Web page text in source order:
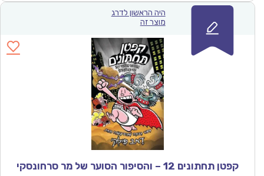
היה הראשון לדרג
מוצר זה
קפטן תחתונים 12 – והסיפור הסוער של מר סרחונסקי